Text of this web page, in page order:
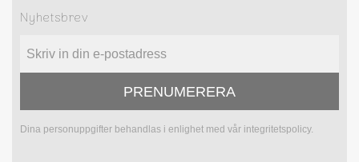
Nyhetsbrev
PRENUMERERA
Dina personuppgifter behandlas i enlighet med vår integritetspolicy.